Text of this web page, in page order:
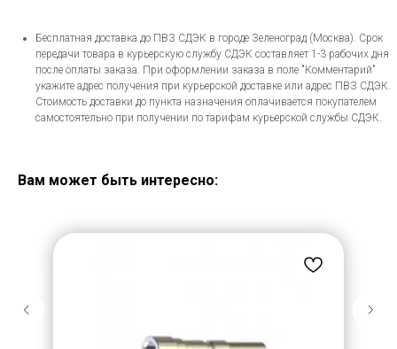
Бесплатная доставка до ПВЗ СДЭК в городе Зеленоград (Москва). Срок
передачи товара в курьерскую службу СДЭК составляет 1-3 рабочих дня
после оплаты заказа. При оформлении заказа в поле "Комментарий"
укажите адрес получения при курьерской доставке или адрес ПВЗ СДЭК.
Стоимость доставки до пункта назначения оплачивается покупателем
самостоятельно при получении по тарифам курьерской службы СДЭК.
Вам может быть интересно: